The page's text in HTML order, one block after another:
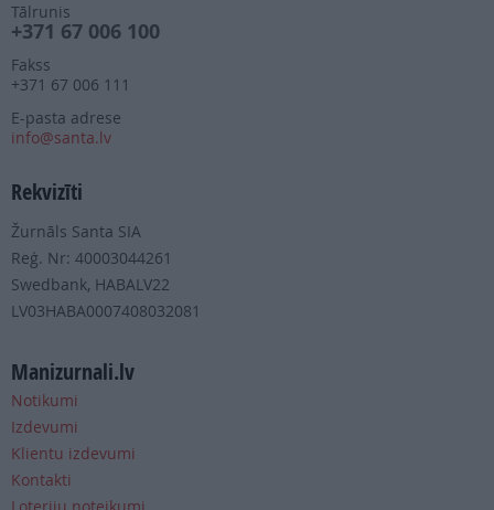
Tālrunis
+371 67 006 100
Fakss
+371 67 006 111
E-pasta adrese
info@santa.lv
Rekvizīti
Žurnāls Santa SIA
Reģ. Nr: 40003044261
Swedbank, HABALV22
LV03HABA0007408032081
Manizurnali.lv
Notikumi
Izdevumi
Klientu izdevumi
Kontakti